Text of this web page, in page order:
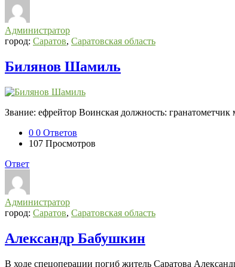
Администратор
город: Саратов, Саратовская область
Билянов Шамиль
Звание: ефрейтор Воинская должность:
0 0 Ответов
107 Просмотров
Ответ
Администратор
город: Саратов, Саратовская область
Александр Бабушкин
В ходе спецоперации погиб житель Саратова